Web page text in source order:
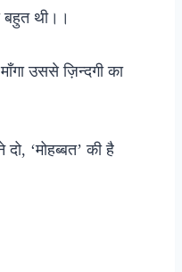
बहुत थी।।
उससे ज़िन्दगी का
‘मोहब्बत’ की है